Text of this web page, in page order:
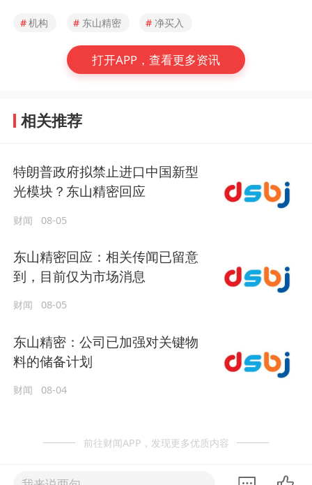
#机构 # 东山精密 # 净买入
打开APP，查看更多资讯
相关推荐
特朗普政府拟禁止进口中国新型
光模块？东山精密回应
财闻 08-05
东山精密回应：相关传闻已留意
到，目前仅为市场消息
财闻 08-05
东山精密：公司已加强对关键物
料的储备计划
财闻 08-04
前往财闻APP，发现更多优质内容